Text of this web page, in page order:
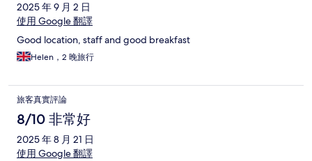
2025 年 9 月 2 日
使用 Google 翻譯
Good location, staff and good breakfast
Helen，2 晚旅行
旅客真實評論
8/10 非常好
2025 年 8 月 21 日
使用 Google 翻譯